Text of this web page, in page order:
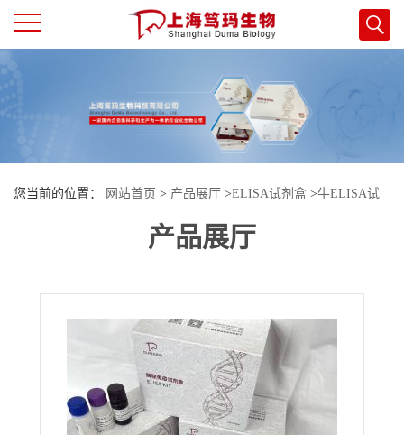
页
司
您当前的位置： 网站首页 > 产品展厅 >ELISA试剂盒 >牛ELISA试
牛胰淀素(IAPP)酶联免疫试剂盒
产品展厅